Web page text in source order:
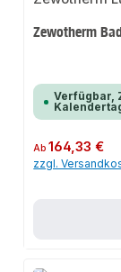
Zewotherm
Verfügbar,
Regulärer Preis:
Ab164,33 €
zzgl.